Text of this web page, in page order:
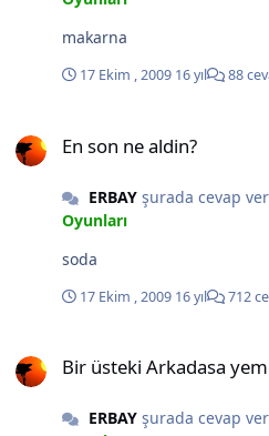
makarna
17 Ekim , 2009 16 yıl 88
En son ne aldin?
ERBAYşurada cevap
Oyunları
soda
17 Ekim , 2009 16 yıl 712
Bir üsteki Arkadasa
ERBAYşurada cevap